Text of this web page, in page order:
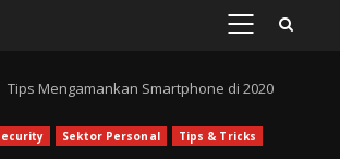
PRIMARY
Tips Mengamankan Smartphone di 2020
Sektor Personal Tips & Tricks